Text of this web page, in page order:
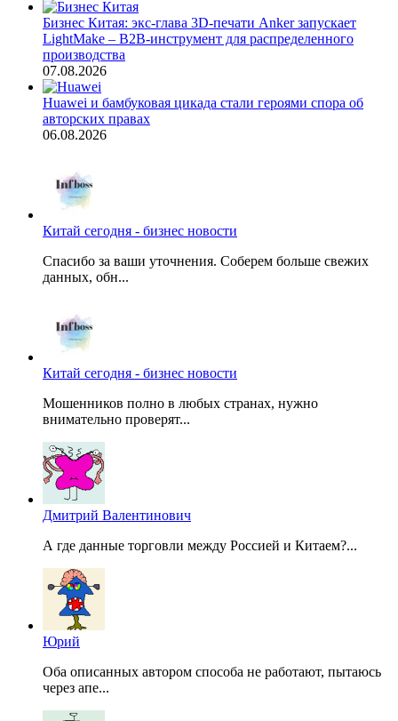
Бизнес Китая: экс-глава 3D-печати Anker запускает
LightMake – B2B-инструмент для распределенного
производства
07.08.2026
Huawei и бамбуковая цикада стали героями спора об
авторских правах
06.08.2026
Китай сегодня - бизнес новости
Спасибо за ваши уточнения. Соберем больше свежих
данных, обн...
Китай сегодня - бизнес новости
Мошенников полно в любых странах, нужно
внимательно проверят...
Дмитрий Валентинович
А где данные торговли между Россией и Китаем?...
Юрий
Оба описанных автором способа не работают, пытаюсь
через апе...